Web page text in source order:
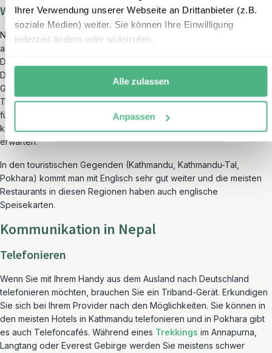
Ihrer Verwendung unserer Webseite an Drittanbieter (z.B.
soziale Medien) weiter. Sie können Ihre Einwilligung
jederzeit ändern oder widerrufen.
Alle zulassen
Anpassen
Welche Sprache wird in Nepal gesprochen?
Nepals offizielle Sprache ist Nepali
abgeleitet und wird von etwa 60% der Bevölkerung gesprochen.
Daneben gibt es zahlreiche andere lokale Sprachen und Dialekte.
Die Mitarbeiter unserer lokalen Partneragentur vor Ort, sowie die
Guides, von denen Sie bei den Ausflügen und während der
Trekkings begleitet werden, sprechen Englisch. Die Fahrer, die wir
für die privaten Transfers arrangieren, sprechen allerdings oftmals
kein oder kaum Englisch- hier darf man also keine „Reiseleitung“
erwarten.
In den touristischen Gegenden (Kathmandu, Kathmandu-Tal,
Pokhara) kommt man mit Englisch sehr gut weiter und die meisten
Restaurants in diesen Regionen haben auch englische
Speisekarten.
Kommunikation in Nepal
Telefonieren
Wenn Sie mit Ihrem Handy aus dem Ausland nach Deutschland
telefonieren möchten, brauchen Sie ein Triband-Gerät. Erkundigen
Sie sich bei Ihrem Provider nach den Möglichkeiten. Sie können in
den meisten Hotels in Kathmandu telefonieren und in Pokhara gibt
es auch Telefoncafés. Während eines Trekkings im Annapurna,
Langtang oder Everest Gebirge werden Sie meistens schwer